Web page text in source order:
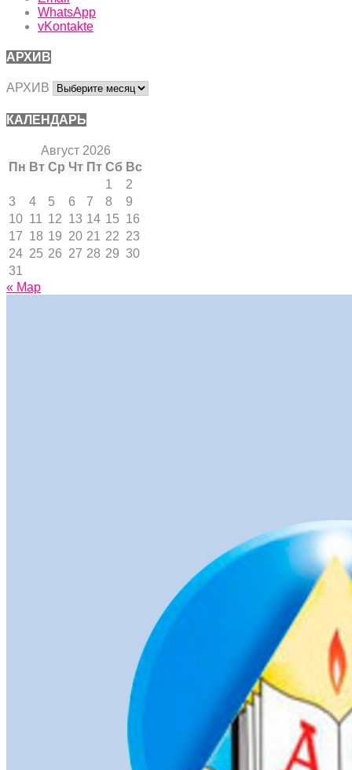
WhatsApp
vKontakte
АРХИВ
АРХИВ
КАЛЕНДАРЬ
Август 2026
Пн Вт Ср Чт Пт Сб Вс
1
2
3
4 5 6 7 8
9
10 11 12 13 14 15 16
17 18 19 20 21 22 23
24 25 26 27 28 29 30
31
« Мар